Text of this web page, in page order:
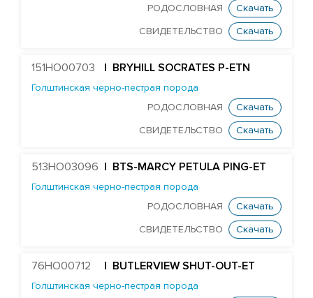
Peak Mr Grey
Mr Dds Mt Hondo 54778-ET
Farnear Mega-Man 119-ET
Farnear-Tr Mega-Show-TW
Джерсейская порода
Монбельярдская порода
РОДОСЛОВНАЯ
Скачать
СВИДЕТЕЛЬСТВО Скачать
151HO00703 | BRYHILL SOCRATES P-ETN
Голштинская черно-пестрая порода
РОДОСЛОВНАЯ
Скачать
СВИДЕТЕЛЬСТВО Скачать
513HO03096 | BTS-MARCY PETULA PING-ET
Голштинская черно-пестрая порода
РОДОСЛОВНАЯ
Скачать
СВИДЕТЕЛЬСТВО Скачать
76HO00712 | BUTLERVIEW SHUT-OUT-ET
Голштинская черно-пестрая порода